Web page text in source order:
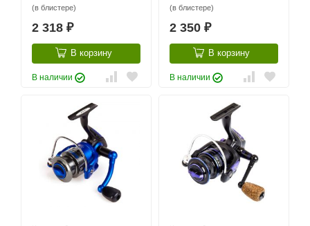
(в блистере)
2 318 ₽
В корзину
В наличии
(в блистере)
2 350 ₽
В корзину
В наличии